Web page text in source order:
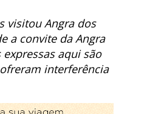
visitou Angra dos
a convite da Angra
expressas aqui são
interferência